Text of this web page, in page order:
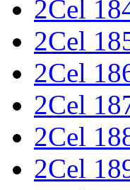
2Cel
2Cel
2Cel
2Cel
2Cel
2Cel